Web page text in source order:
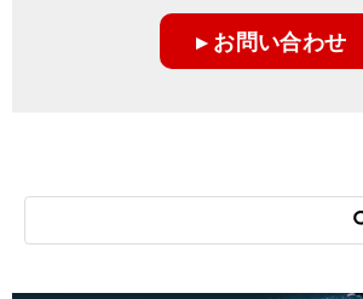
▸ お問い合わせ